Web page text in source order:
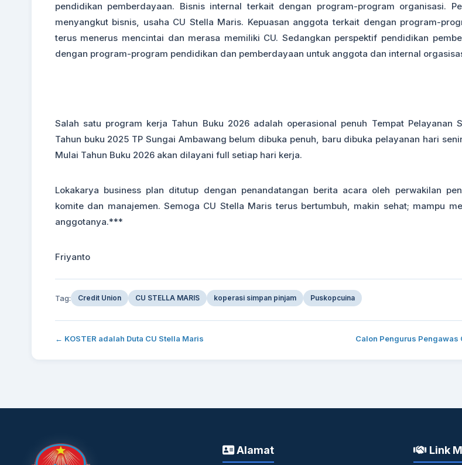
pendidikan pemberdayaan. Bisnis internal terkait dengan program-program organisasi.
menyangkut bisnis, usaha CU Stella Maris. Kepuasan anggota terkait dengan program-
terus menerus mencintai dan merasa memiliki CU. Sedangkan perspektif pendidikan
dengan program-program pendidikan dan pemberdayaan untuk anggota dan internal
Salah satu program kerja Tahun Buku 2026 adalah operasional penuh Tempat Pelayanan
Tahun buku 2025 TP Sungai Ambawang belum dibuka penuh, baru dibuka pelayanan hari
Mulai Tahun Buku 2026 akan dilayani full setiap hari kerja.
Lokakarya business plan ditutup dengan penandatangan berita acara oleh perwakilan
komite dan manajemen. Semoga CU Stella Maris terus bertumbuh, makin sehat; mampu
anggotanya.***
Friyanto
Tag: Credit Union CU STELLA MARIS koperasi simpan pinjam Puskopcuina
← KOSTER adalah Duta CU Stella Maris Calon Pengurus
Alamat Link